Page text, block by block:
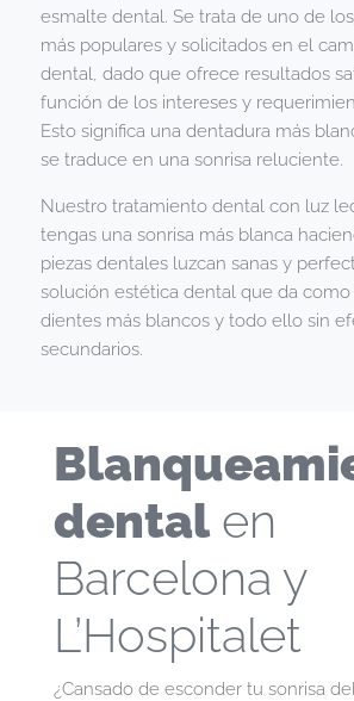
esmalte dental. Se trata de uno de
más populares y solicitados en el
dental, dado que ofrece resultados
función de los intereses y
Esto significa una dentadura más
se traduce en una sonrisa reluciente.
Nuestro tratamiento dental con luz
tengas una sonrisa más blanca
piezas dentales luzcan sanas y
solución estética dental que da
dientes más blancos y todo ello sin
secundarios.
dentalen
Barcelona y
L’Hospitalet
¿Cansado de esconder tu sonrisa